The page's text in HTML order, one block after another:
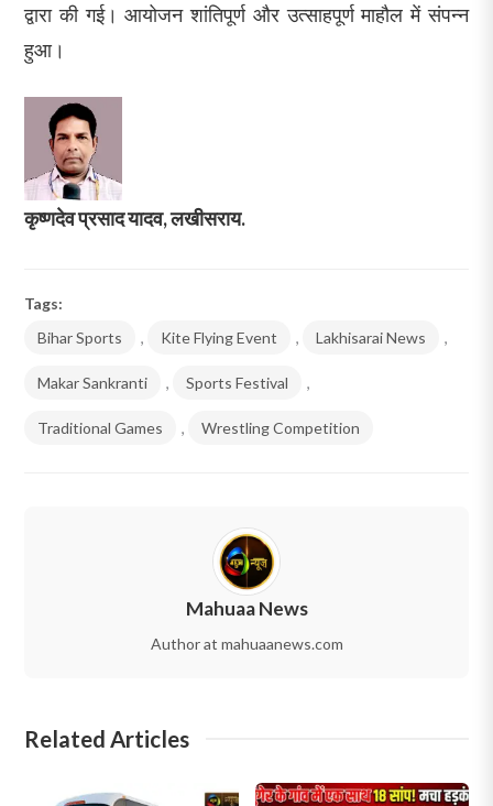
द्वारा की गई। आयोजन शांतिपूर्ण और उत्साहपूर्ण माहौल में संपन्न
हुआ।
कृष्णदेव प्रसाद यादव, लखीसराय.
Tags:
Bihar Sports
, Kite Flying Event , Lakhisarai News ,
Makar Sankranti , Sports Festival ,
Traditional Games , Wrestling Competition
Mahuaa News
Author at mahuaanews.com
Related Articles